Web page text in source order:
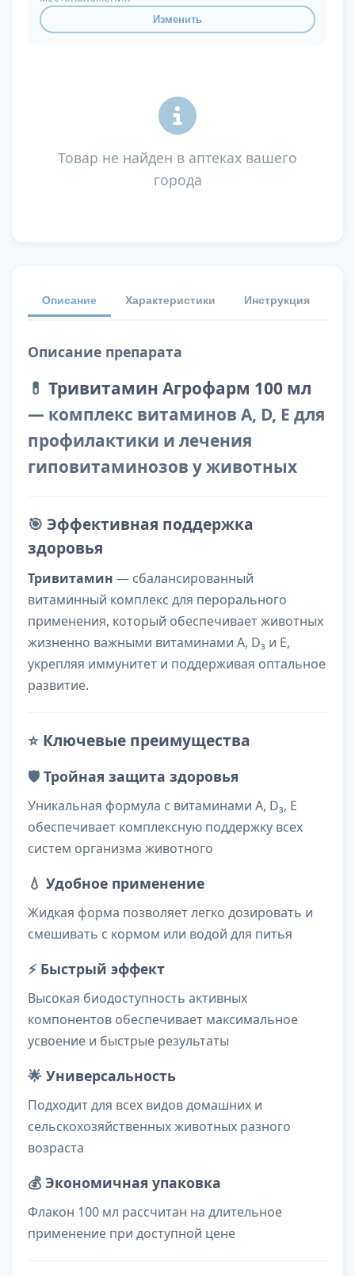
Изменить
Товар не найден в аптеках вашего
города
Описание Характеристики Инструкция
Описание препарата
💊 Тривитамин Агрофарм 100 мл
— комплекс витаминов A, D, E для
профилактики и лечения
гиповитаминозов у животных
🎯 Эффективная поддержка
здоровья
Тривитамин — сбалансированный
витаминный комплекс для перорального
применения, который обеспечивает животных
жизненно важными витаминами A, D₃ и E,
укрепляя иммунитет и поддерживая оптальное
развитие.
⭐ Ключевые преимущества
🛡️ Тройная защита здоровья
Уникальная формула с витаминами A, D₃, E
обеспечивает комплексную поддержку всех
систем организма животного
💧 Удобное применение
Жидкая форма позволяет легко дозировать и
смешивать с кормом или водой для питья
⚡ Быстрый эффект
Высокая биодоступность активных
компонентов обеспечивает максимальное
усвоение и быстрые результаты
🌟 Универсальность
Подходит для всех видов домашних и
сельскохозяйственных животных разного
возраста
💰 Экономичная упаковка
Флакон 100 мл рассчитан на длительное
применение при доступной цене